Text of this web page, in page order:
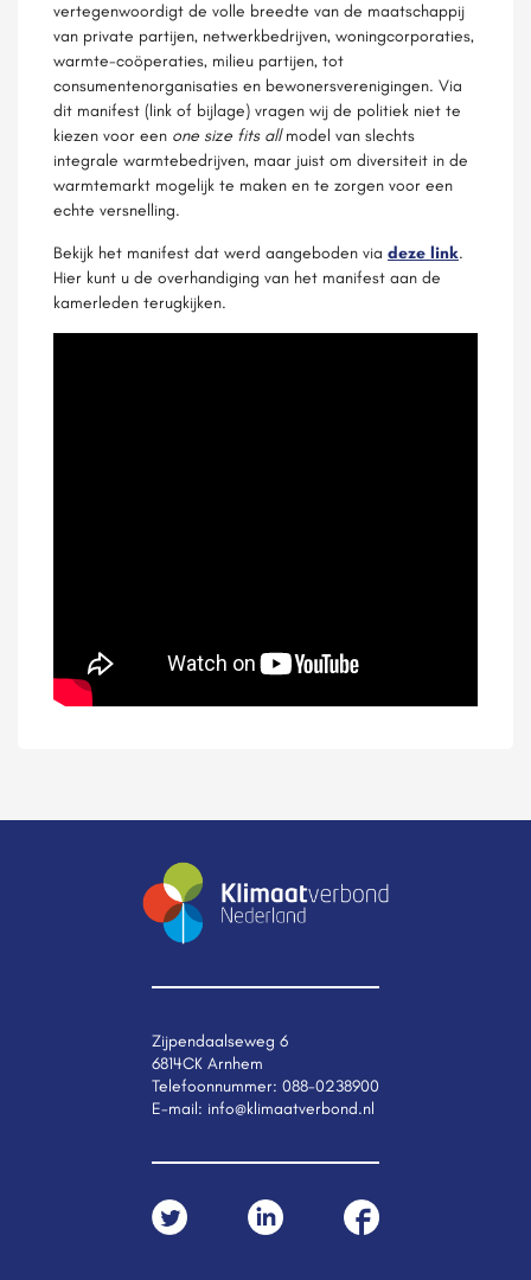
vertegenwoordigt de volle breedte van de maatschappij
van private partijen, netwerkbedrijven, woningcorporaties,
warmte-coöperaties, milieu partijen, tot
consumentenorganisaties en bewonersverenigingen. Via
dit manifest (link of bijlage) vragen wij de politiek niet te
kiezen voor een one size fits allmodel van slechts
integrale warmtebedrijven, maar juist om diversiteit in de
warmtemarkt mogelijk te maken en te zorgen voor een
echte versnelling.
Bekijk het manifest dat werd aangeboden via deze link.
Hier kunt u de overhandiging van het manifest aan de
kamerleden terugkijken.
Zijpendaalseweg 6
6814CK Arnhem
Telefoonnummer: 088-0238900
E-mail: info@klimaatverbond.nl